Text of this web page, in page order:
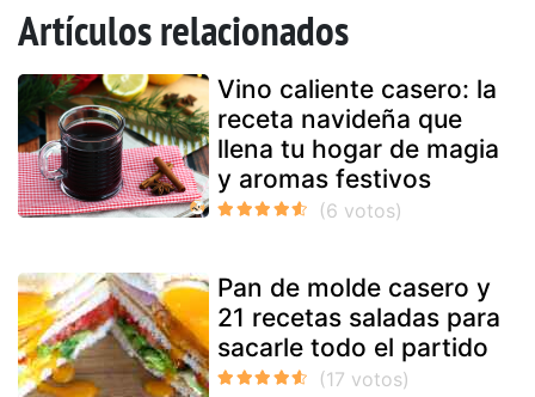
Artículos relacionados
Vino caliente casero: la
receta navideña que
llena tu hogar de magia
y aromas festivos
Pan de molde casero y
21 recetas saladas para
sacarle todo el partido